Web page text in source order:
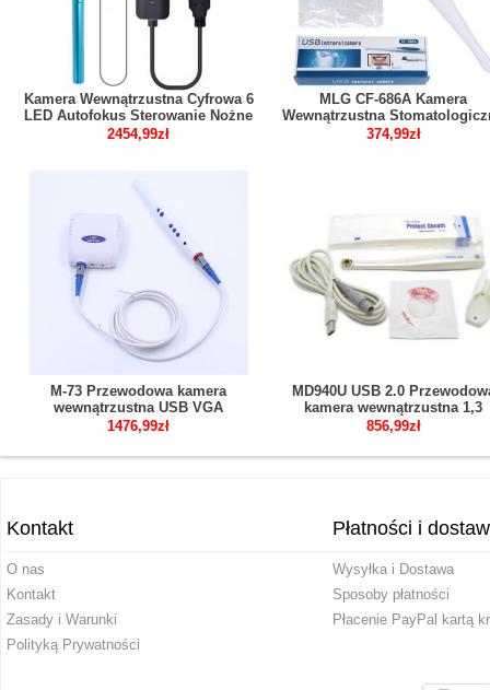
Kamera Wewnątrzustna Cyfrowa 6
LED Autofokus Sterowanie Nożne
2454,99zł
MLG CF-686A Kamera
Wewnątrzustna
USB 1/4 CMOS 6 LED 1.3 MP
374,99zł
M-73 Przewodowa kamera
wewnątrzustna USB VGA
1476,99zł
MD940U USB 2.0
kamera wewnątrzustna 1,3
megapiksela 1/4 CMOS
856,99zł
Kontakt
O nas
Kontakt
Zasady i Warunki
Polityką Prywatności
Płatności i
Wysyłka i Dostawa
Sposoby płatności
Płacenie PayPal kartą